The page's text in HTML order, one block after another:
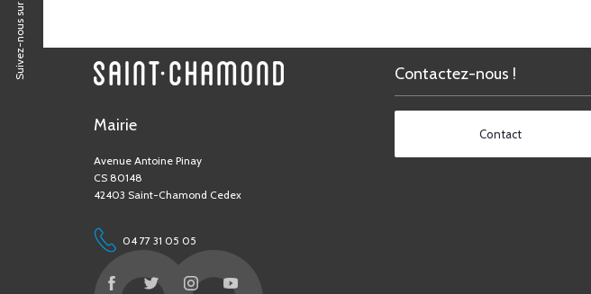
Suivez-nous sur
Mairie
Avenue Antoine Pinay
CS 80148
42403 Saint-Chamond Cedex
04 77 31 05 05
Contactez-nous !
Contact